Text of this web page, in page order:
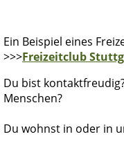
Ein Beispiel eines
>>>Freizeitclub
Du bist
Menschen?
Du wohnst in oder in